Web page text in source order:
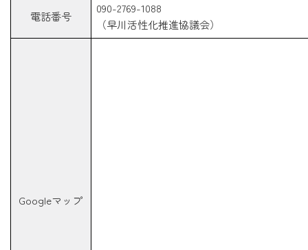
電話番号
090-2769-1088
（早川活性化推進協議会）
Googleマップ